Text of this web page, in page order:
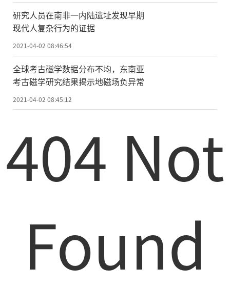
文章投诉热线:156 0057 2229 投诉邮箱:29132
36@qq.com
研究人员在南非一内陆遗址发现早期
现代人复杂行为的证据
2021-04-02 08:46:54
全球考古磁学数据分布不均，东南亚
考古磁学研究结果揭示地磁场负异常
2021-04-02 08:45:12
404 Not
Found